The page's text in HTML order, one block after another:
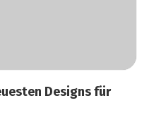
Designs für